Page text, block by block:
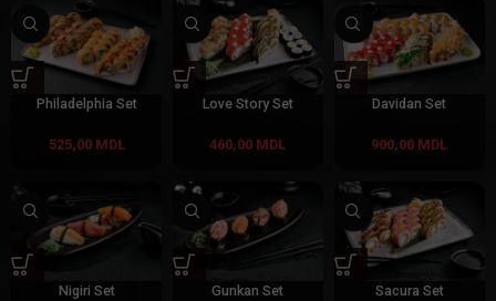
Philadelphia Set
525,00 MDL
Love Story Set
460,00 MDL
Davidan Set
900,00 MDL
Nigiri Set Gunkan Set Sacura Set